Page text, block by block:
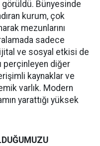
Bünyesinde
kurum, çok
mezunlarını
sadece
ve sosyal etkisi de
perçinleyen diğer
kaynaklar ve
varlık. Modern
yarattığı yüksek